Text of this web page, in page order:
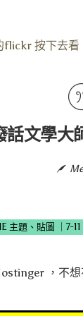
flickr 按下去看
話文學大
主題、貼圖 7-
，不想